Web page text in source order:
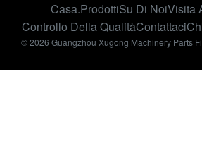
Casa.ProdottiSu Di NoiVisita
Controllo Della QualitàContattaci
© 2026 Guangzhou Xugong Machinery Parts